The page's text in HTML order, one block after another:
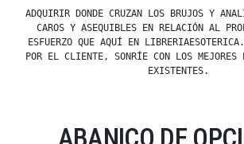
ADQUIRIR DONDE CRUZAN LOS BRUJOS Y
CAROS Y ASEQUIBLES EN RELACIÓN AL
ESFUERZO QUE AQUÍ EN
POR EL CLIENTE, SONRÍE CON LOS MEJORES
EXISTENTES.